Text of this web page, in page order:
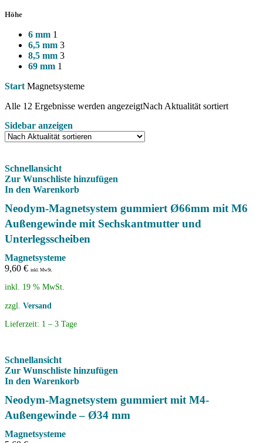
Höhe
6 mm 1
6,5 mm 3
8,5 mm 3
69 mm 1
Start Magnetsysteme
Alle 12 Ergebnisse werden angezeigtNach Aktualität sortiert
Sidebar anzeigen
Schnellansicht
Zur Wunschliste hinzufügen
In den Warenkorb
Neodym-Magnetsystem gummiert Ø66mm mit M6
Außengewinde mit Sechskantmutter und
Unterlegsscheiben
Magnetsysteme
9,60 € inkl. MwSt.
inkl. 19 % MwSt.
zzgl. Versand
Lieferzeit: 1 – 3 Tage
Schnellansicht
Zur Wunschliste hinzufügen
In den Warenkorb
Neodym-Magnetsystem gummiert mit M4-
Außengewinde – Ø34 mm
Magnetsysteme